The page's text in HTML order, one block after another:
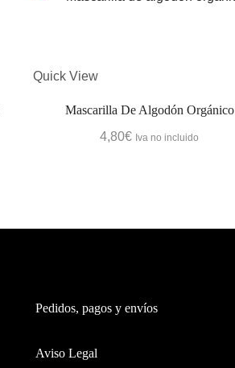
Quick View
Mascarilla De Algodón Orgánico
4,80€ Iva no incluido
Pedidos, pagos y envíos
Aviso Legal